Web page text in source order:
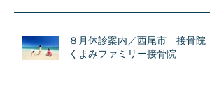
８月休診案内／西尾市 接骨院
くまみファミリー接骨院